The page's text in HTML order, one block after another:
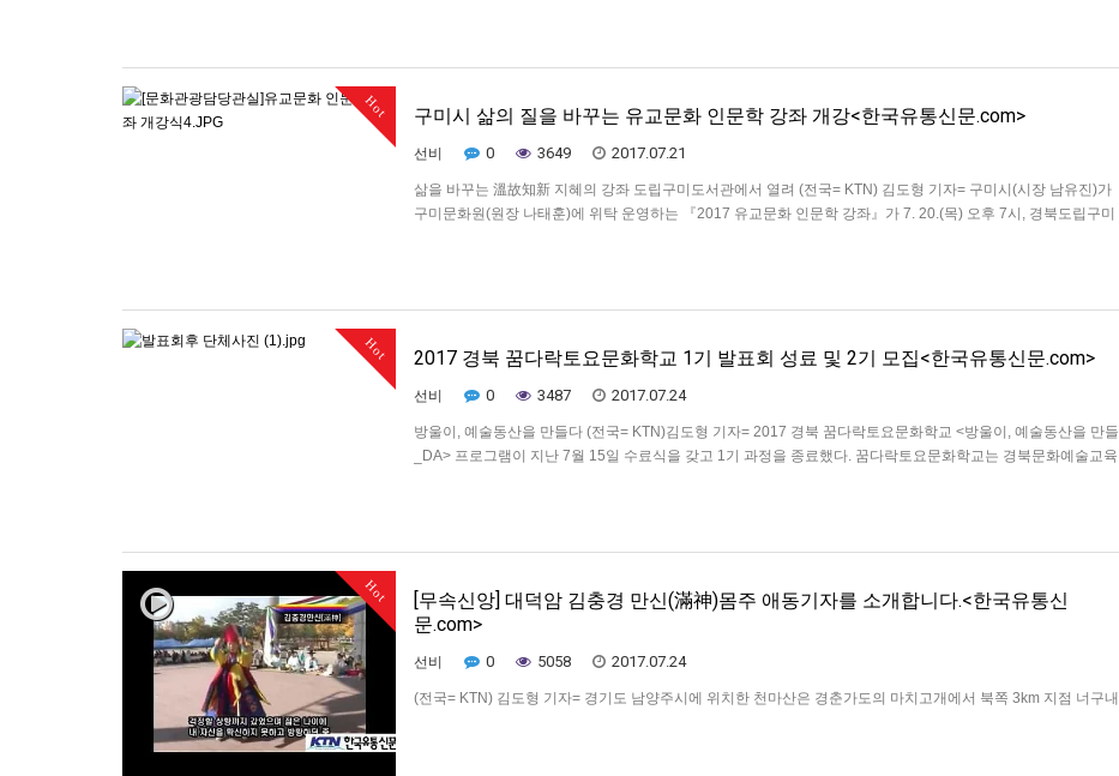
Hot 구미시 삶의 질을 바꾸는 유교문화 인문학 강좌 개강<한국유통신문.com>
선비 0 3649 2017.07.21
삶을 바꾸는 溫故知新 지혜의 강좌 도립구미도서관에서 열려 (전국= KTN) 김도형 기자= 구미시(시장 남유진)가
구미문화원(원장 나태훈)에 위탁 운영하는 『2017 유교문화 인문학 강좌』가 7. 20.(목) 오후 7시, 경북도립구미
Hot 2017 경북 꿈다락토요문화학교 1기 발표회 성료 및 2기 모집<한국유통신문.com>
선비 0 3487 2017.07.24
방울이, 예술동산을 만들다 (전국= KTN)김도형 기자= 2017 경북 꿈다락토요문화학교 <방울이, 예술동산을 만들
_DA> 프로그램이 지난 7월 15일 수료식을 갖고 1기 과정을 종료했다. 꿈다락토요문화학교는 경북문화예술교육
Hot
[무속신앙] 대덕암 김충경 만신(滿神)몸주 애동기자를 소개합니다.<한국유통신
문.com>
선비 0 5058 2017.07.24
(전국= KTN) 김도형 기자= 경기도 남양주시에 위치한 천마산은 경춘가도의 마치고개에서 북쪽 3km 지점 너구내